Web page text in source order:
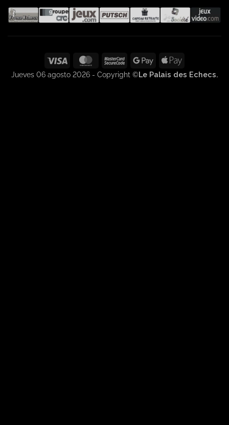
Visa MasterCardMasterCard
2
Google
Pay
Apple
Pay
Jueves 06 agosto 2026 - Copyright ©Le Palais des Echecs.